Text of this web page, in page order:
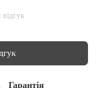
Гарантія